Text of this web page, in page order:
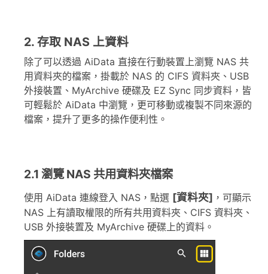
2. 存取 NAS 上資料
除了可以透過 AiData 直接在行動裝置上瀏覽 NAS 共
用資料夾的檔案，掛載於 NAS 的 CIFS 資料夾、USB
外接裝置、MyArchive 硬碟及 EZ Sync 同步資料，皆
可輕鬆於 AiData 中瀏覽，更可移動或複製不同來源的
檔案，提升了更多的操作便利性。
2.1 瀏覽 NAS 共用資料夾檔案
使用 AiData 連線登入 NAS，點選 [資料夾] ，可顯示
NAS 上有讀取權限的所有共用資料夾、CIFS 資料夾、
USB 外接裝置及 MyArchive 硬碟上的資料。